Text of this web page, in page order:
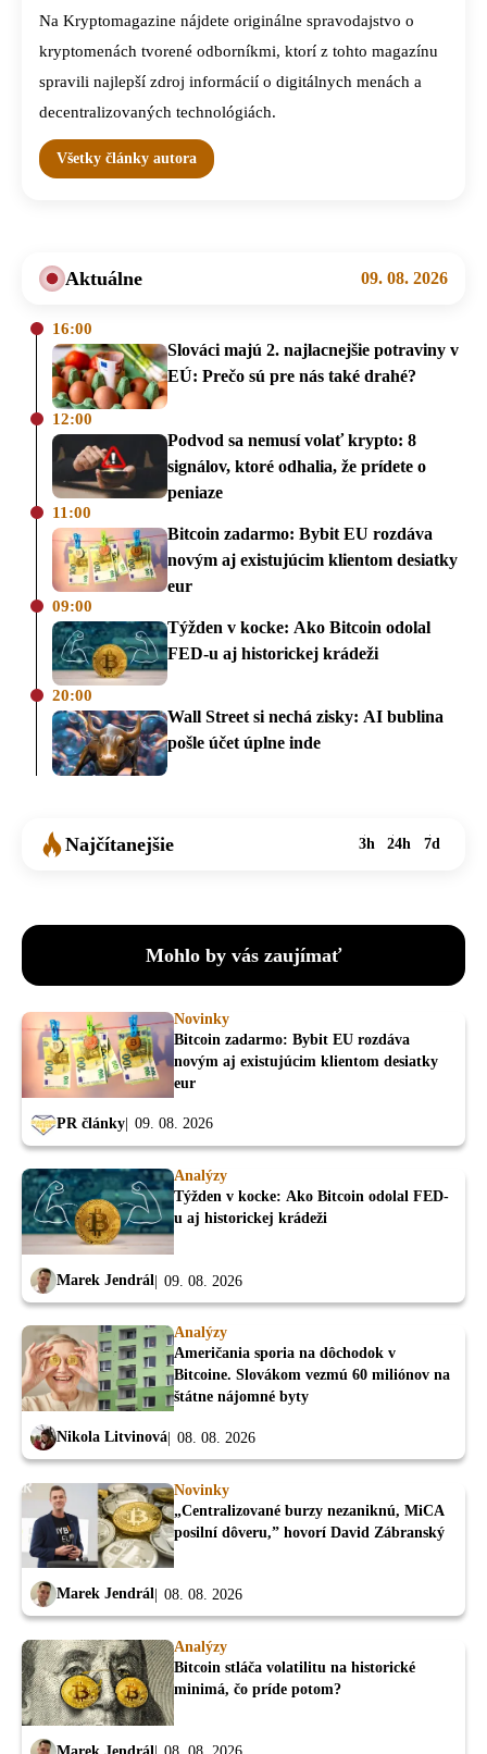
Na Kryptomagazine nájdete originálne spravodajstvo o
kryptomenách tvorené odborníkmi, ktorí z tohto magazínu
spravili najlepší zdroj informácií o digitálnych menách a
decentralizovaných technológiách.
Všetky články autora
Aktuálne 09. 08. 2026
16:00
Slováci majú 2. najlacnejšie potraviny v
EÚ: Prečo sú pre nás také drahé?
12:00
Podvod sa nemusí volať krypto: 8
signálov, ktoré odhalia, že prídete o
peniaze
11:00
Bitcoin zadarmo: Bybit EU rozdáva
novým aj existujúcim klientom desiatky
eur
09:00
Týžden v kocke: Ako Bitcoin odolal
FED-u aj historickej krádeži
20:00
Wall Street si nechá zisky: AI bublina
pošle účet úplne inde
Najčítanejšie 3h 24h 7d
Mohlo by vás zaujímať
Novinky
Bitcoin zadarmo: Bybit EU rozdáva
novým aj existujúcim klientom desiatky
eur
PR články 09. 08. 2026
Analýzy
Týžden v kocke: Ako Bitcoin odolal FED-
u aj historickej krádeži
Marek Jendrál 09. 08. 2026
Analýzy
Američania sporia na dôchodok v
Bitcoine. Slovákom vezmú 60 miliónov na
štátne nájomné byty
Nikola Litvinová 08. 08. 2026
Novinky
„Centralizované burzy nezaniknú, MiCA
posilní dôveru,” hovorí David Zábranský
Marek Jendrál 08. 08. 2026
Analýzy
Bitcoin stláča volatilitu na historické
minimá, čo príde potom?